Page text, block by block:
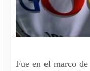
Fue en el marco